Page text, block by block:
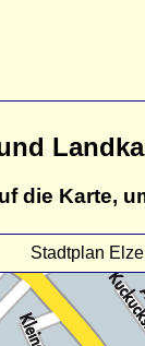
die Karte,
Stadtplan Elze